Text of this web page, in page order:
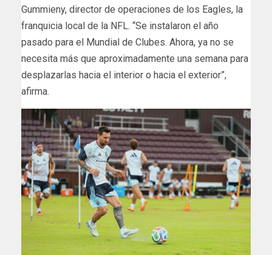
Gummieny, director de operaciones de los Eagles, la
franquicia local de la NFL. “Se instalaron el año
pasado para el Mundial de Clubes. Ahora, ya no se
necesita más que aproximadamente una semana para
desplazarlas hacia el interior o hacia el exterior”,
afirma.